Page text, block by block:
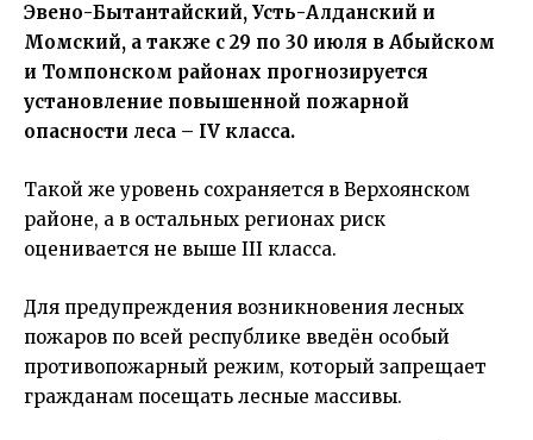
Эвено-Бытантайский, Усть-Алданский и
Момский, а также с 29 по 30 июля в Абыйском
и Томпонском районах прогнозируется
установление повышенной пожарной
опасности леса – IV класса.
Такой же уровень сохраняется в Верхоянском
районе, а в остальных регионах риск
оценивается не выше III класса.
Для предупреждения возникновения лесных
пожаров по всей республике введён особый
противопожарный режим, который запрещает
гражданам посещать лесные массивы.